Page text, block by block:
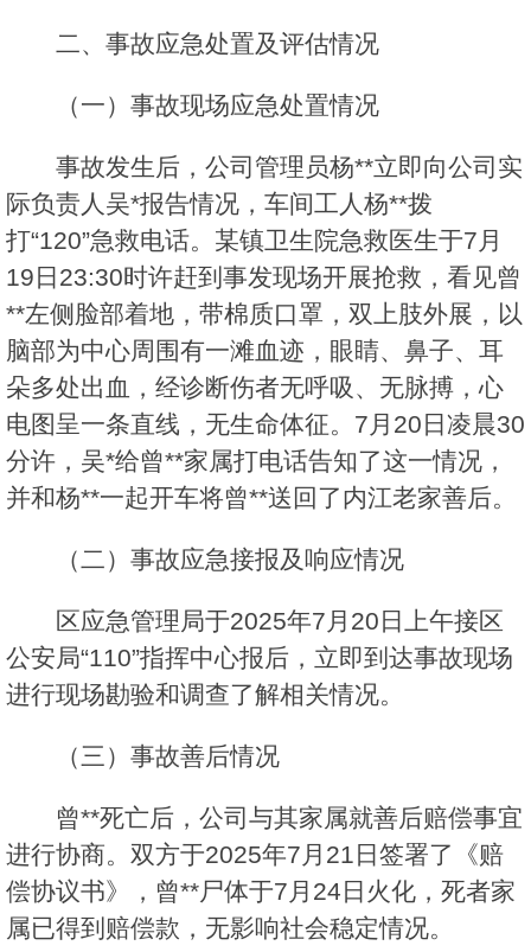
二、事故应急处置及评估情况
（一）事故现场应急处置情况
事故发生后，公司管理员杨**立即向公司实
际负责人吴*报告情况，车间工人杨**拨
打“120”急救电话。某镇卫生院急救医生于7月
19日23:30时许赶到事发现场开展抢救，看见曾
**左侧脸部着地，带棉质口罩，双上肢外展，以
脑部为中心周围有一滩血迹，眼睛、鼻子、耳
朵多处出血，经诊断伤者无呼吸、无脉搏，心
电图呈一条直线，无生命体征。7月20日凌晨30
分许，吴*给曾**家属打电话告知了这一情况，
并和杨**一起开车将曾**送回了内江老家善后。
（二）事故应急接报及响应情况
区应急管理局于2025年7月20日上午接区
公安局“110”指挥中心报后，立即到达事故现场
进行现场勘验和调查了解相关情况。
（三）事故善后情况
曾**死亡后，公司与其家属就善后赔偿事宜
进行协商。双方于2025年7月21日签署了《赔
偿协议书》，曾**尸体于7月24日火化，死者家
属已得到赔偿款，无影响社会稳定情况。